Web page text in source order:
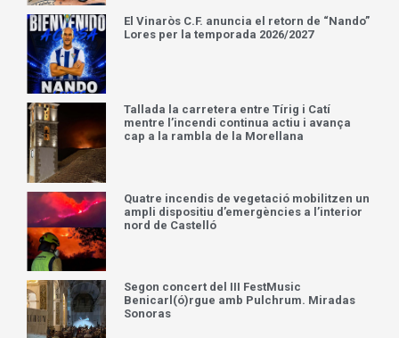
El Vinaròs C.F. anuncia el retorn de “Nando”
Lores per la temporada 2026/2027
Tallada la carretera entre Tírig i Catí
mentre l’incendi continua actiu i avança
cap a la rambla de la Morellana
Quatre incendis de vegetació mobilitzen un
ampli dispositiu d’emergències a l’interior
nord de Castelló
Segon concert del III FestMusic
Benicarl(ó)rgue amb Pulchrum. Miradas
Sonoras